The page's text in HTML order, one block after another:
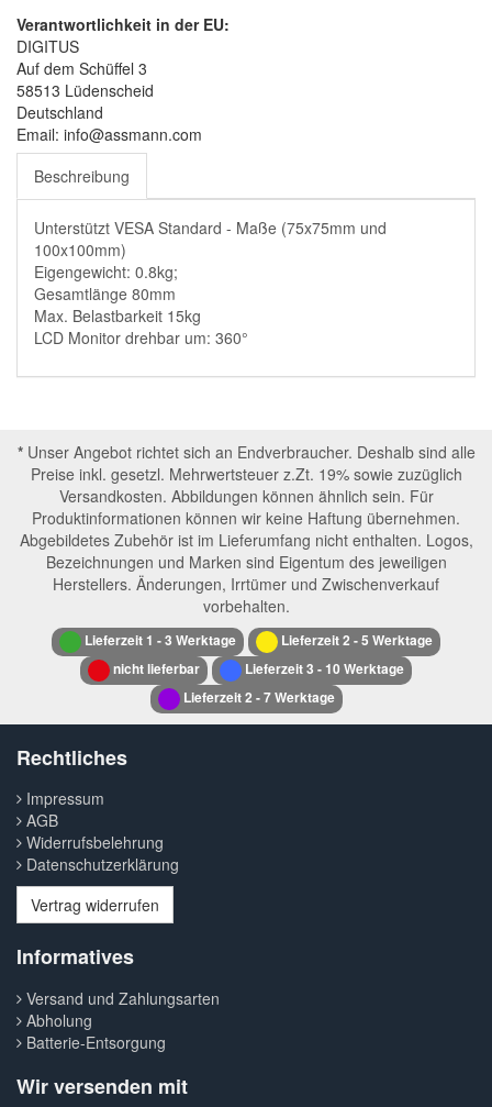
Verantwortlichkeit in der EU:
DIGITUS
Auf dem Schüffel 3
58513 Lüdenscheid
Deutschland
Email: info@assmann.com
Beschreibung
Unterstützt VESA Standard - Maße (75x75mm und
100x100mm)
Eigengewicht: 0.8kg;
Gesamtlänge 80mm
Max. Belastbarkeit 15kg
LCD Monitor drehbar um: 360°
*Unser Angebot richtet sich an Endverbraucher. Deshalb sind alle
Preise inkl. gesetzl. Mehrwertsteuer z.Zt. 19% sowie zuzüglich
Versandkosten. Abbildungen können ähnlich sein. Für
Produktinformationen können wir keine Haftung übernehmen.
Abgebildetes Zubehör ist im Lieferumfang nicht enthalten. Logos,
Bezeichnungen und Marken sind Eigentum des jeweiligen
Herstellers. Änderungen, Irrtümer und Zwischenverkauf
vorbehalten.
Lieferzeit 1 - 3 Werktage
Lieferzeit 2 - 5 Werktage
nicht lieferbar
Lieferzeit 3 - 10 Werktage
Lieferzeit 2 - 7 Werktage
Rechtliches
Impressum
AGB
Widerrufsbelehrung
Datenschutzerklärung
Vertrag widerrufen
Informatives
Versand und Zahlungsarten
Abholung
Batterie-Entsorgung
Wir versenden mit